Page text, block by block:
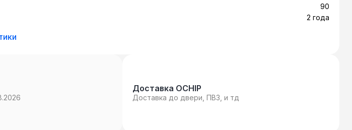
90
2 года
Доставка OCHIP
Доставка до двери, ПВЗ, и тд